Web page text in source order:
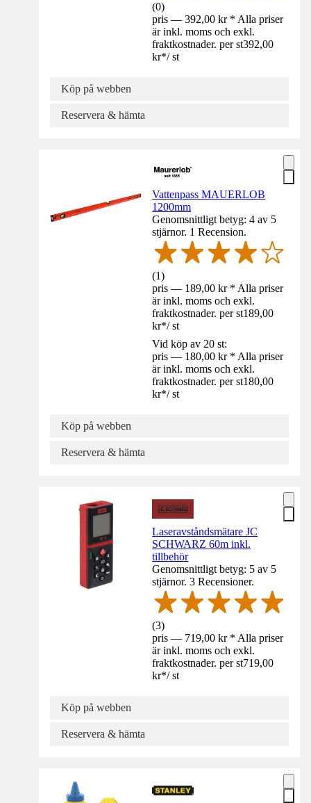
(0)
pris — 392,00 kr * Alla priser
är inkl. moms och exkl.
fraktkostnader. per st392,00
kr*/ st
Köp på webben
Reservera & hämta
Vattenpass MAUERLOB
1200mm
Genomsnittligt betyg: 4 av 5
stjärnor. 1 Recension.
(1)
pris — 189,00 kr * Alla priser
är inkl. moms och exkl.
fraktkostnader. per st189,00
kr*/ st
Vid köp av 20 st:
pris — 180,00 kr * Alla priser
är inkl. moms och exkl.
fraktkostnader. per st180,00
kr*/ st
Köp på webben
Reservera & hämta
Laseravståndsmätare JC
SCHWARZ 60m inkl.
tillbehör
Genomsnittligt betyg: 5 av 5
stjärnor. 3 Recensioner.
(3)
pris — 719,00 kr * Alla priser
är inkl. moms och exkl.
fraktkostnader. per st719,00
kr*/ st
Köp på webben
Reservera & hämta